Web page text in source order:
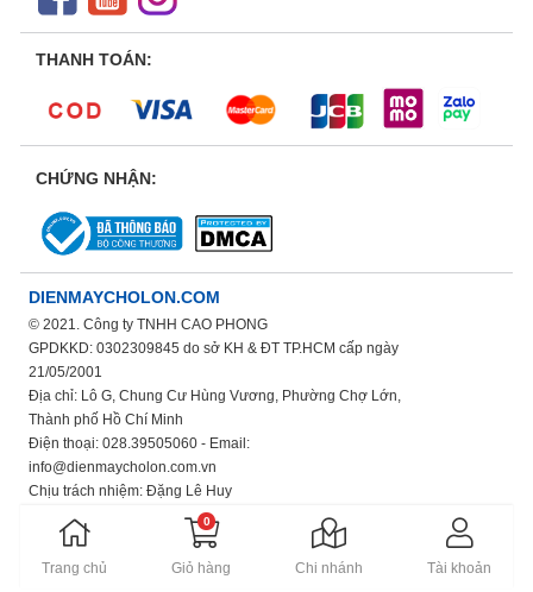
THANH TOÁN:
CHỨNG NHẬN:
DIENMAYCHOLON.COM
© 2021. Công ty TNHH CAO PHONG
GPDKKD: 0302309845 do sở KH & ĐT TP.HCM cấp ngày
21/05/2001
Địa chỉ: Lô G, Chung Cư Hùng Vương, Phường Chợ Lớn,
Thành phố Hồ Chí Minh
Điện thoại: 028.39505060 - Email:
info@dienmaycholon.com.vn
Chịu trách nhiệm: Đặng Lê Huy
Xem thêm chính sách bảo mật thông tin
Trang chủ
0
Giỏ hàng Chi nhánh Tài khoản